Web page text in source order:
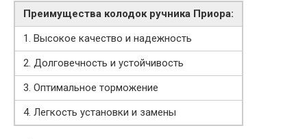
Преимущества колодок ручника Приора:
1. Высокое качество и надежность
2. Долговечность и устойчивость
3. Оптимальное торможение
4. Легкость установки и замены